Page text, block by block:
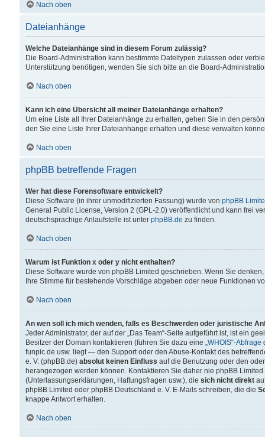
Nach oben
Dateianhänge
Welche Dateianhänge sind in diesem Forum zulässig?
Die Board-Administration kann bestimmte Dateitypen zulassen oder
Unterstützung benötigen, wenden Sie sich bitte an die Board-
Nach oben
Kann ich eine Übersicht all meiner Dateianhänge erhalten?
Um eine Liste all Ihrer Dateianhänge zu erhalten, gehen Sie in den
den Sie eine Liste Ihrer Dateianhänge erhalten und diese verwalten
Nach oben
phpBB betreffende Fragen
Wer hat diese Forensoftware entwickelt?
Diese Software (in ihrer unmodifizierten Fassung) wurde von phpBB
General Public License, Version 2 (GPL-2.0) veröffentlicht und kann frei
deutschsprachige Anlaufstelle ist unter phpBB.de zu finden.
Nach oben
Warum ist Funktion x oder y nicht enthalten?
Diese Software wurde von phpBB Limited geschrieben. Wenn Sie
Ihre Stimme für bestehende Vorschläge abgeben oder neue Funktionen
Nach oben
An wen soll ich mich wenden, falls es Beschwerden oder juristische
Jeder Administrator, der auf der „Das Team“-Seite aufgeführt ist, ist ein
Besitzer der Domain kontaktieren (führen Sie dazu eine „WHOIS“-Abfrage
funpic.de usw. liegt — den Support oder den Abuse-Kontakt des
e. V. (phpBB.de) absolut keinen Einfluss auf die Benutzung oder den
herangezogen werden können. Kontaktieren Sie daher nie phpBB
(Unterlassungserklärungen, Haftungsfragen usw.), die sich nicht direkt
phpBB Limited oder phpBB Deutschland e. V. E-Mails schreiben, die die
knappe Antwort erhalten.
Nach oben